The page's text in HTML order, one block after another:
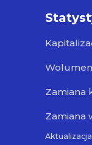
Wolumen
Zamiana
Zamiana